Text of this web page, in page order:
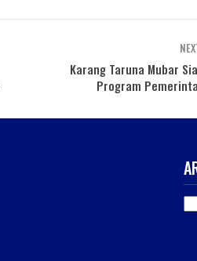
Karang Taruna Mubar
Program